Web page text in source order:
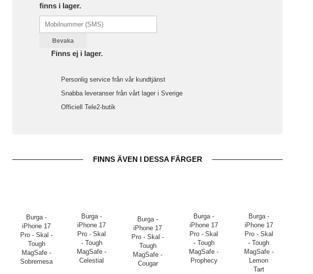
finns i lager.
Bevaka
Finns ej i lager.
Personlig service från vår kundtjänst
Snabba leveranser från vårt lager i Sverige
Officiell Tele2-butik
FINNS ÄVEN I DESSA FÄRGER
Burga -
iPhone 17
Pro - Skal -
Tough
MagSafe -
Sobremesa
Burga -
iPhone 17
Pro - Skal
- Tough
MagSafe -
Celestial
Burga -
iPhone 17
Pro - Skal -
Tough
MagSafe -
Cougar
Burga -
iPhone 17
Pro - Skal
- Tough
MagSafe -
Prophecy
Burga -
iPhone 17
Pro - Skal
- Tough
MagSafe -
Lemon
Tart